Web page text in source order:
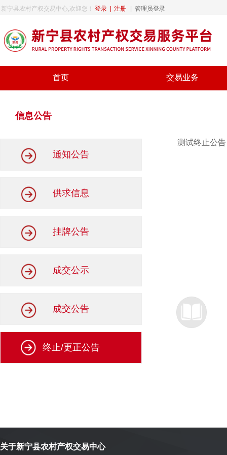
新宁县农村产权交易中心,欢迎您！ 登录 注册 管理员登录
首页 交易业务
信息公告
通知公告
供求信息
挂牌公告
成交公示
成交公告
终止/更正公告
测试终止公告
关于新宁县农村产权交易中心